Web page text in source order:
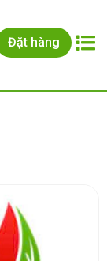
Đặt hàng